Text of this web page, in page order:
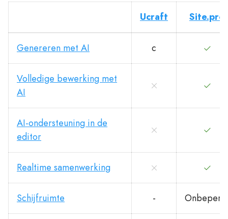
Ucraft Site.pro
Genereren met AI с
Volledige bewerking met
AI
AI-ondersteuning in de
editor
Realtime samenwerking
Schijfruimte -